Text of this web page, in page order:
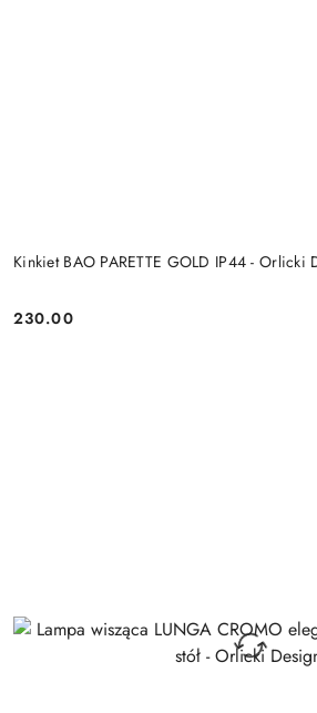
Kinkiet BAO PARETTE GOLD IP44 - Orlicki
Cena:
230.00